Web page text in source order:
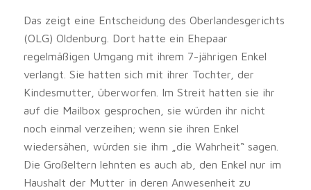
Das zeigt eine Entscheidung des Oberlandesgerichts
(OLG) Oldenburg. Dort hatte ein Ehepaar
regelmäßigen Umgang mit ihrem 7-jährigen Enkel
verlangt. Sie hatten sich mit ihrer Tochter, der
Kindesmutter, überworfen. Im Streit hatten sie ihr
auf die Mailbox gesprochen, sie würden ihr nicht
noch einmal verzeihen; wenn sie ihren Enkel
wiedersähen, würden sie ihm „die Wahrheit“ sagen.
Die Großeltern lehnten es auch ab, den Enkel nur im
Haushalt der Mutter in deren Anwesenheit zu